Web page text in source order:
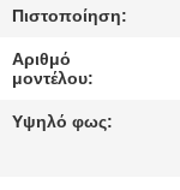
ΕΠΑΦΉ
ΜΕ
Πιστοποίηση:
Αριθμό
μοντέλου:
Υψηλό φως: